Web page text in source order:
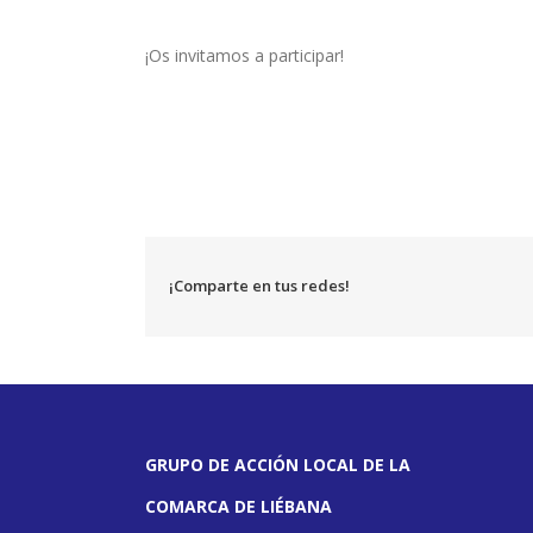
¡Os invitamos a participar!
¡Comparte en tus redes!
GRUPO DE ACCIÓN LOCAL DE LA
COMARCA DE LIÉBANA